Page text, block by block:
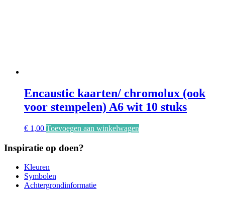
Encaustic kaarten/ chromolux (ook
voor stempelen) A6 wit 10 stuks
€ 1,00 Toevoegen aan winkelwagen
Inspiratie op doen?
Kleuren
Symbolen
Achtergrondinformatie